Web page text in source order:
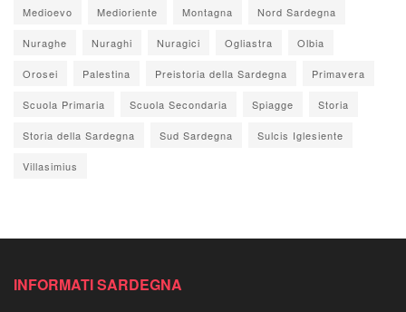
Medioevo Medioriente Montagna Nord Sardegna
Nuraghe Nuraghi Nuragici Ogliastra Olbia
Orosei Palestina Preistoria della Sardegna Primavera
Scuola Primaria Scuola Secondaria Spiagge Storia
Storia della Sardegna Sud Sardegna Sulcis Iglesiente
Villasimius
INFORMATI SARDEGNA